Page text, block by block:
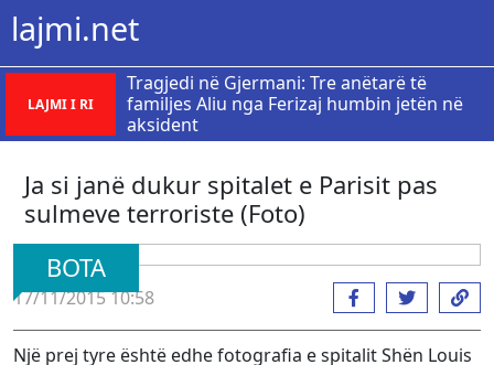
lajmi.net
LAJMI I RI
Tragjedi në Gjermani: Tre anëtarë të
familjes Aliu nga Ferizaj humbin jetën në
aksident
Ja si janë dukur spitalet e Parisit pas
sulmeve terroriste (Foto)
BOTA
17/11/2015 10:58
Një prej tyre është edhe fotografia e spitalit Shën Louis